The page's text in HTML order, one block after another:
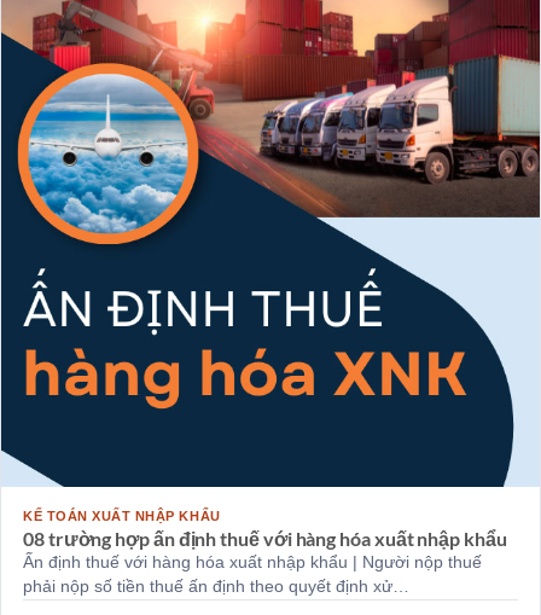
KẾ TOÁN XUẤT NHẬP KHẨU
08 trường hợp ấn định thuế với hàng hóa xuất nhập khẩu
Ấn định thuế với hàng hóa xuất nhập khẩu | Người nộp thuế
phải nộp số tiền thuế ấn định theo quyết định xử…